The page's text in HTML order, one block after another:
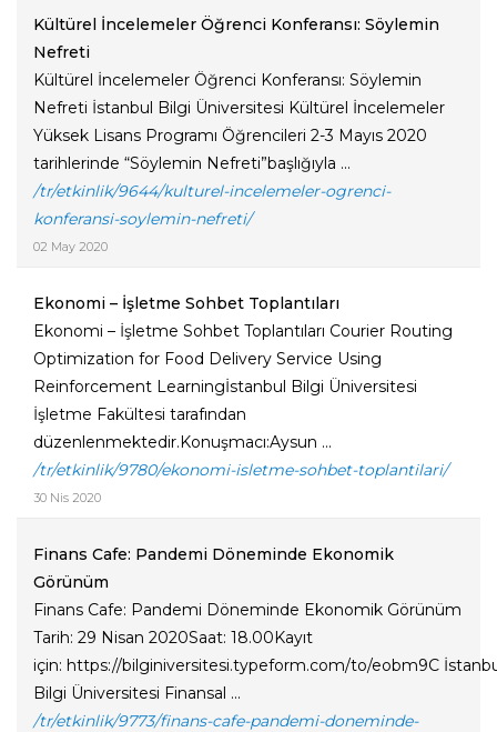
Kültürel İncelemeler Öğrenci Konferansı: Söylemin
Nefreti
Kültürel İncelemeler Öğrenci Konferansı: Söylemin
Nefreti İstanbul Bilgi Üniversitesi Kültürel İncelemeler
Yüksek Lisans Programı Öğrencileri 2-3 Mayıs 2020
tarihlerinde “Söylemin Nefreti”başlığıyla ...
/tr/etkinlik/9644/kulturel-incelemeler-ogrenci-
konferansi-soylemin-nefreti/
02 May 2020
Ekonomi – İşletme Sohbet Toplantıları
Ekonomi – İşletme Sohbet Toplantıları Courier Routing
Optimization for Food Delivery Service Using
Reinforcement Learningİstanbul Bilgi Üniversitesi
İşletme Fakültesi tarafından
düzenlenmektedir.Konuşmacı:Aysun ...
/tr/etkinlik/9780/ekonomi-isletme-sohbet-toplantilari/
30 Nis 2020
Finans Cafe: Pandemi Döneminde Ekonomik
Görünüm
Finans Cafe: Pandemi Döneminde Ekonomik Görünüm
Tarih: 29 Nisan 2020Saat: 18.00Kayıt
için: https://bilginiversitesi.typeform.com/to/eobm9C
Bilgi Üniversitesi Finansal ...
/tr/etkinlik/9773/finans-cafe-pandemi-doneminde-